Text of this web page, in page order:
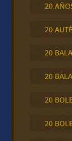
20
20
20
20
20
20